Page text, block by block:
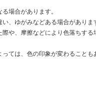
場合があります。
い、ゆがみなどある場合がありま
際や、摩擦などにより色落ちする
っては、色の印象が変わること